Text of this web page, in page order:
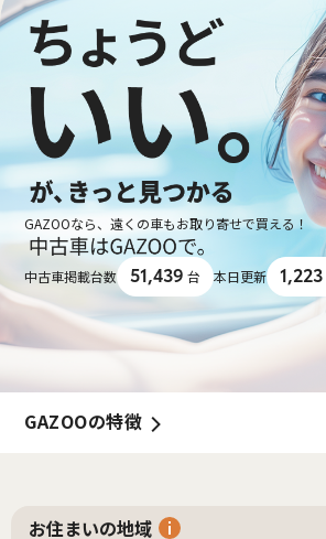
GAZOOなら、遠くの車もお取り寄せで買える！
GAZOOの特徴
中古車掲載台数 51,439 台 本日更新 1,223
お住まいの地域